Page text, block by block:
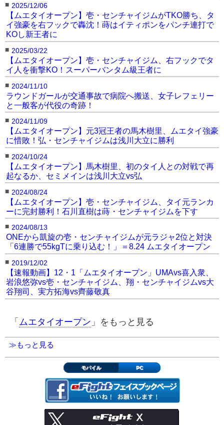
■ 2025/12/06
【ムエタイオープン】壱・センチャイジムがTKO勝ち、タ
イ強豪を右フックで轟沈！蒔はイティポンをパンチ連打で
KOし新王者に
■ 2025/03/22
【ムエタイオープン】壱・センチャイジム、右フックでタ
イ人を衝撃KO！スーパーバンタム級王者に
■ 2024/11/10
ラウンドガールが交通事故で病院へ搬送、女子レフェリー
と一般客が代役の奇跡！
■ 2024/11/09
【ムエタイオープン】元3冠王者の馬木樹里、ムエタイ強豪
に惜敗！弘・センチャイジムは浅川大立に勝利
■ 2024/10/24
【ムエタイオープン】馬木樹里、初のタイ人との対戦で再
起なるか、セミメインは浅川大立vs弘
■ 2024/08/24
【ムエタイオープン】壱・センチャイジム、タイ元ランカ
ーに完封勝利！石川直樹は蒔・センチャイジムを下す
■ 2024/08/13
ONEから凱旋の壱・センチャイジムが元ラジャ2位と対決
「6連勝で55kgTに乗り込む！」＝8.24 ムエタイオープン
■ 2019/12/02
【速報動画】12・1「ムエタイオープン」UMAvs喜入衆、
岩浪悠弥vs壱・センチャイジム、翔・センチャイジムvs大
谷翔司、実方拓海vs齊藤敬真
「 ムエタイオープン 」をもっと見る
≫もっと見る
モバイル PC